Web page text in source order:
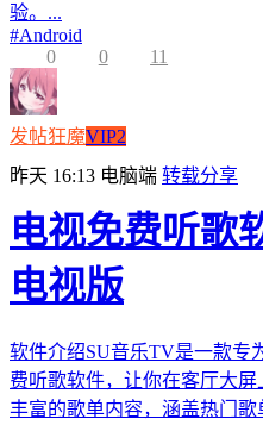
验。...
#Android
0
0 11
发帖狂魔VIP2
昨天 16:13 电脑端 转载分享
电视免费听歌
电视版
软件介绍SU音乐TV是一款专
费听歌软件，让你在客厅大
丰富的歌单内容，涵盖热门